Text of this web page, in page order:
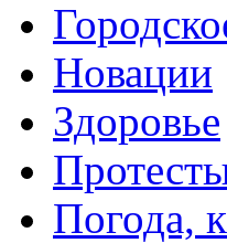
Новации
Здоровье
Погода,